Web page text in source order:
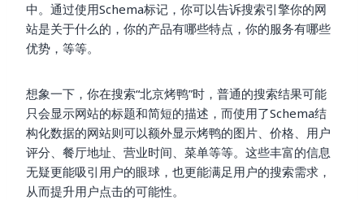
中。通过使用Schema标记，你可以告诉搜索引擎你的网
站是关于什么的，你的产品有哪些特点，你的服务有哪些
优势，等等。
想象一下，你在搜索“北京烤鸭”时，普通的搜索结果可能
只会显示网站的标题和简短的描述，而使用了Schema结
构化数据的网站则可以额外显示烤鸭的图片、价格、用户
评分、餐厅地址、营业时间、菜单等等。这些丰富的信息
无疑更能吸引用户的眼球，也更能满足用户的搜索需求，
从而提升用户点击的可能性。